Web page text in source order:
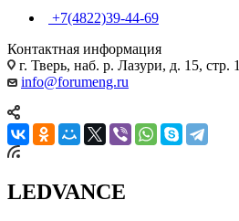
+7(4822)39-44-69
Контактная информация
г. Тверь, наб. р. Лазури, д. 15, стр. 1
info@forumeng.ru
LEDVANCE